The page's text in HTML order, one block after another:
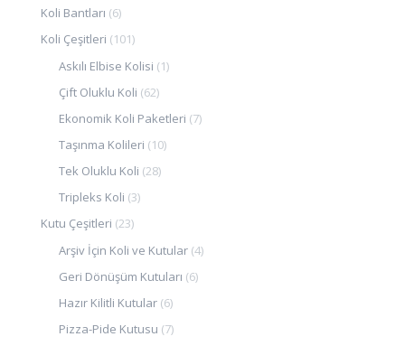
Koli Bantları (6)
Koli Çeşitleri (101)
Askılı Elbise Kolisi (1)
Çift Oluklu Koli (62)
Ekonomik Koli Paketleri (7)
Taşınma Kolileri (10)
Tek Oluklu Koli (28)
Tripleks Koli (3)
Kutu Çeşitleri (23)
Arşiv İçin Koli ve Kutular (4)
Geri Dönüşüm Kutuları (6)
Hazır Kilitli Kutular (6)
Pizza-Pide Kutusu (7)